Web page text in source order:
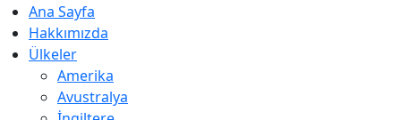
Ana Sayfa
Hakkımızda
Ülkeler
Amerika
Avustralya